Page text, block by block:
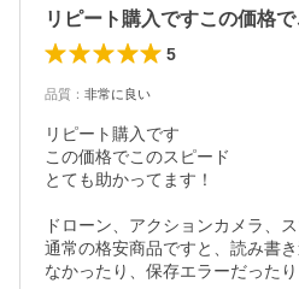
5
品質 ： 非常に良い
リピート購入です
この価格でこのスピード
とても助かってます！
ドローン、アクションカメラ、
通常の格安商品ですと、読み書
なかったり、保存エラーだった